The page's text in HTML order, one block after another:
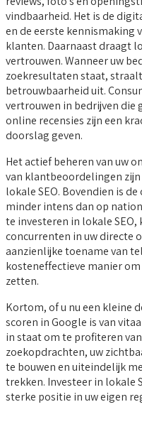
vindbaarheid. Het is de
en de eerste kennismaking
klanten. Daarnaast draagt
vertrouwen. Wanneer uw
zoekresultaten staat,
betrouwbaarheid uit.
vertrouwen in bedrijven die
online recensies zijn een
doorslag geven.
Het actief beheren van uw
van klantbeoordelingen
lokale SEO. Bovendien is
minder intens dan op
te investeren in lokale SEO,
concurrenten in uw directe
aanzienlijke toename van
kosteneffectieve manier
zetten.
Kortom, of u nu een kleine
scoren in Google is van
in staat om te profiteren
zoekopdrachten, uw
te bouwen en uiteindelijk
trekken. Investeer in lokale
sterke positie in uw eigen